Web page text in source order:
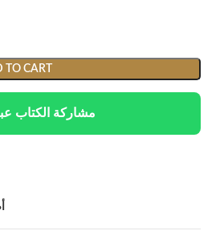
CART
📤 مشاركة الكتاب